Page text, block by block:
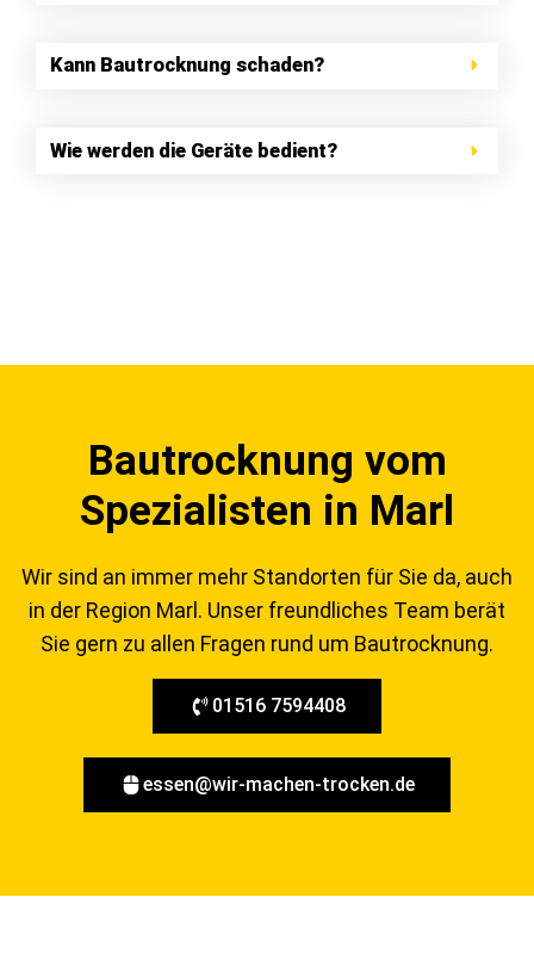
Kann Bautrocknung schaden?
Wie werden die Geräte bedient?
Bautrocknung vom
Spezialisten in Marl
Wir sind an immer mehr Standorten für Sie da, auch
in der Region Marl. Unser freundliches Team berät
Sie gern zu allen Fragen rund um Bautrocknung.
01516 7594408
essen@wir-machen-trocken.de